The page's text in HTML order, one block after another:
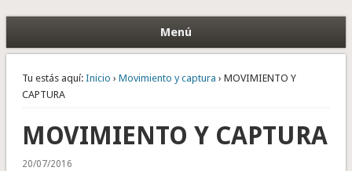
Menú
Tu estás aquí: Inicio › Movimiento y captura › MOVIMIENTO Y
CAPTURA
MOVIMIENTO Y CAPTURA
20/07/2016